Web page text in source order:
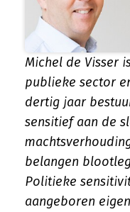
Michel de Visser
publieke sector
dertig jaar
sensitief aan de
belangen
Politieke
aangeboren